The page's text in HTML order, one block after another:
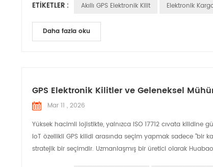
ETIKETLER : Akıllı GPS Elektronik Kilit Elektronik
Daha fazla oku
GPS Elektronik Kilitler ve Geleneksel
Mar 11 , 2026
Yüksek hacimli lojistikte, yalnızca ISO 17712 cıvata
IoT özellikli GPS kilidi arasında seçim yapmak sadece "bir
stratejik bir seçimdir. Uzmanlaşmış bir üretici olarak